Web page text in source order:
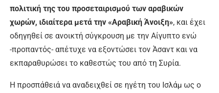
πολιτική της του προσεταιρισμού των αραβικών
χωρών, ιδιαίτερα μετά την «Αραβική Άνοιξη», και έχει
οδηγηθεί σε ανοικτή σύγκρουση με την Αίγυπτο ενώ
-προπαντός- απέτυχε να εξοντώσει τον Άσαντ και να
εκπαραθυρώσει το καθεστώς του από τη Συρία.
Η προσπάθειά να αναδειχθεί σε ηγέτη του Ισλάμ ως ο